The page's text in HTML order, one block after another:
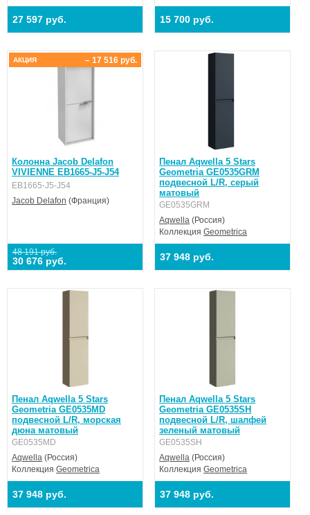
27 597 руб. 15 700 руб.
Колонна Jacob Delafon
VIVIENNE EB1665-J5-J54
EB1665-J5-J54
Jacob Delafon (Франция)
48 191 руб.
30 676 руб.
– 17 516 руб.
АКЦИЯ
Пенал Aqwella 5 Stars
Geometria GE0535GRM
подвесной L/R, серый
матовый
GE0535GRM
Aqwella (Россия)
КоллекцияGeometrica
37 948 руб.
Пенал Aqwella 5 Stars
Geometria GE0535MD
подвесной L/R, морская
дюна матовый
GE0535MD
Aqwella (Россия)
Коллекция Geometrica
37 948 руб.
Пенал Aqwella 5 Stars
Geometria GE0535SH
подвесной L/R, шалфей
зеленый матовый
GE0535SH
Aqwella (Россия)
КоллекцияGeometrica
37 948 руб.